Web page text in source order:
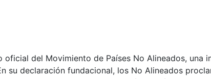
del Movimiento de Países No Alineados, una
declaración fundacional, los No Alineados